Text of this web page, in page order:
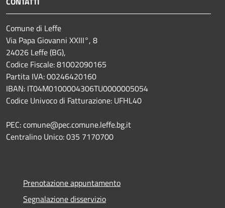
Comune di Leffe
Via Papa Giovanni XXIII°, 8
24026 Leffe (BG),
Codice Fiscale: 81002090165
Partita IVA: 00246420160
IBAN: IT04M0100004306TU0000005054
Codice Univoco di Fatturazione: UFHL40
PEC: comune@pec.comune.leffe.bg.it
Centralino Unico: 035 7170700
Prenotazione appuntamento
Segnalazione disservizio